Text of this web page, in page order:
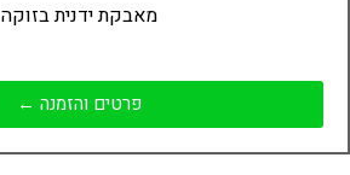
מאבקת ידנית בזוקה
פרטים והזמנה ←